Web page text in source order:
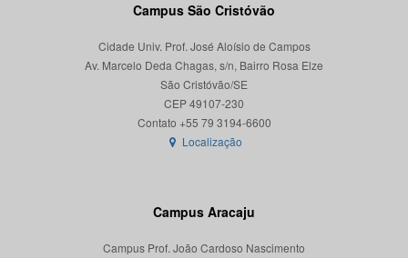
Campus São Cristóvão
Cidade Univ. Prof. José Aloísio de Campos
Av. Marcelo Deda Chagas, s/n, Bairro Rosa Elze
São Cristóvão/SE
CEP 49107-230
Localização
Campus Aracaju
Campus Prof. João Cardoso Nascimento